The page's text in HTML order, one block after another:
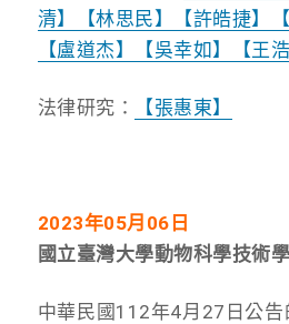
清】
【林思民】 【許皓捷】
【盧道杰】
【吳幸如】 【王
法律研究： 【張惠東】
2023年05月06日
國立臺灣大學動物科學技術
中華民國112年4月27日公